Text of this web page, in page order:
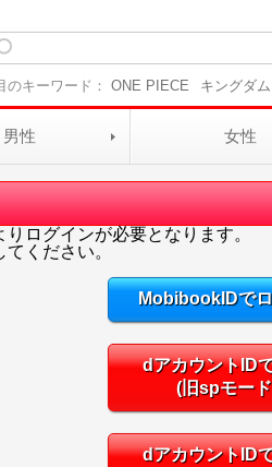
のキーワード： ONE PIECE キングダム
男性 女性
ログインが必要となります。
ください。
MobibookIDで
dアカウントID
(旧spモー
dアカウントID